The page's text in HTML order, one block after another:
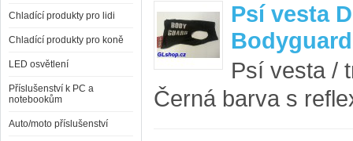
Chladící produkty pro lidi
Chladící produkty pro koně
LED osvětlení
Příslušenství k PC a
notebookům
Auto/moto příslušenství
Psí vesta
Psí vesta /
Černá barva s